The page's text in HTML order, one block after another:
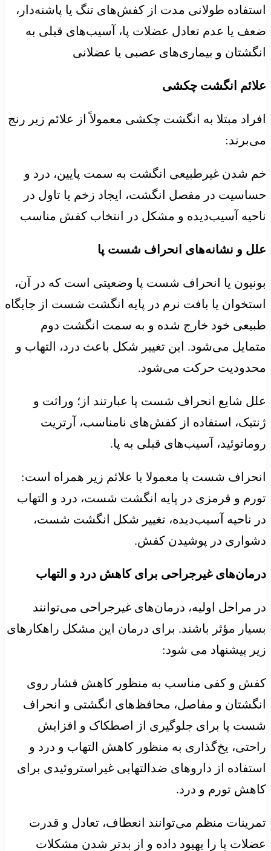
استفاده طولانی مدت از کفش‌های تنگ یا پاشنه‌دار،
ضعف یا عدم تعادل عضلات پا، آسیب‌های قبلی به
انگشتان و بیماری‌های عصبی یا عضلانی
علائم انگشت چکشی
افراد مبتلا به انگشت چکشی معمولاً از علائم زیر رنج
می‌برند:
خم شدن غیرطبیعی انگشت به سمت پایین، درد و
حساسیت در مفصل انگشت، ایجاد زخم یا تاول در
ناحیه آسیب‌دیده و مشکل در انتخاب کفش مناسب
علل و نشانه‌های انحراف شست پا
بونیون یا انحراف شست پا وضعیتی است که در آن،
استخوان یا بافت نرم در پایه انگشت شست از جایگاه
طبیعی خود خارج شده و به سمت انگشت دوم
متمایل می‌شود. این تغییر شکل باعث درد، التهاب و
محدودیت حرکت می‌شود.
علل شایع انحراف شست پا عبارتند از؛ وراثت و
ژنتیک، استفاده از کفش‌های نامناسب، آرتریت
روماتوئید، آسیب‌های قبلی به پا.
انحراف شست پا معمولا با علائم زیر همراه است:
تورم و قرمزی در پایه انگشت شست، درد و التهاب
در ناحیه آسیب‌دیده، تغییر شکل انگشت شست،
دشواری در پوشیدن کفش.
درمان‌های غیرجراحی برای کاهش درد و التهاب
در مراحل اولیه، درمان‌های غیرجراحی می‌توانند
بسیار مؤثر باشند. برای درمان این مشکل راهکارهای
زیر پیشنهاد می شود:
کفش و کفی مناسب به منظور کاهش فشار روی
انگشتان و مفاصل، محافظ‌های انگشتی و انحراف
شست پا برای جلوگیری از اصطکاک و افزایش
راحتی، یخ‌گذاری به منظور کاهش التهاب و درد و
استفاده از داروهای ضدالتهابی غیراستروئیدی برای
کاهش تورم و درد.
تمرینات منظم می‌توانند انعطاف، تعادل و قدرت
عضلات پا را بهبود داده و از بدتر شدن مشکلات